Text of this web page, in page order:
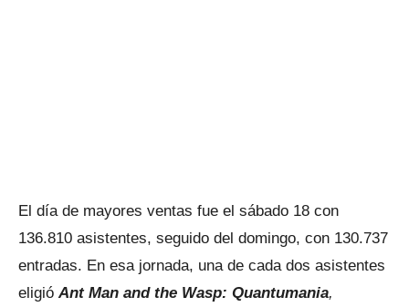
El día de mayores ventas fue el sábado 18 con
136.810 asistentes, seguido del domingo, con 130.737
entradas. En esa jornada, una de cada dos asistentes
eligió Ant Man and the Wasp: Quantumania,